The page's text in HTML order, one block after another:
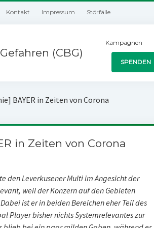
Kontakt Impressum Störfälle
(CBG)
Kampagnen
SPENDEN
BAYER in Zeiten von Corona
in Zeiten von Corona
den Leverkusener Multi im Angesicht der
weil der Konzern auf den Gebieten
ist er in beiden Bereichen eher Teil des
Player bisher nichts Systemrelevantes zur